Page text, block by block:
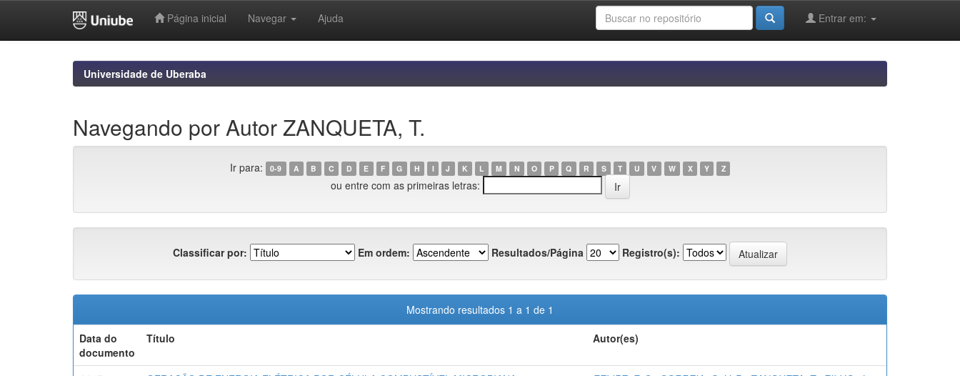
Página inicial Navegar Ajuda Entrar em:
Universidade de Uberaba
Navegando por Autor ZANQUETA, T.
Ir para: 0-9 A B C D E F G H I J K L M N O P Q R S T U V W X Y Z
ou entre com as primeiras letras:
Classificar por: Em ordem: Resultados/Página Registro(s):
Mostrando resultados 1 a 1 de 1
Data do
documento
Título Autor(es)